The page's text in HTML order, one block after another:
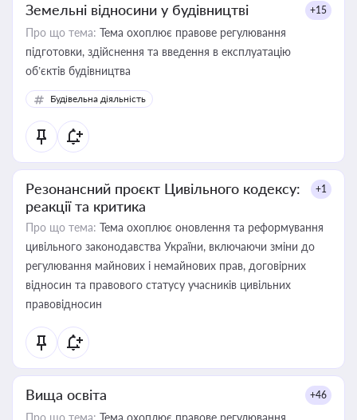
Земельні відносини у будівництві +15
Про що тема: Тема охоплює правове регулювання
підготовки, здійснення та введення в експлуатацію
об’єктів будівництва
Будівельна діяльність
Резонансний проєкт Цивільного кодексу:
реакції та критика
+1
Про що тема: Тема охоплює оновлення та реформування
цивільного законодавства України, включаючи зміни до
регулювання майнових і немайнових прав, договірних
відносин та правового статусу учасників цивільних
правовідносин
Вища освіта +46
Про що тема: Тема охоплює правове регулювання